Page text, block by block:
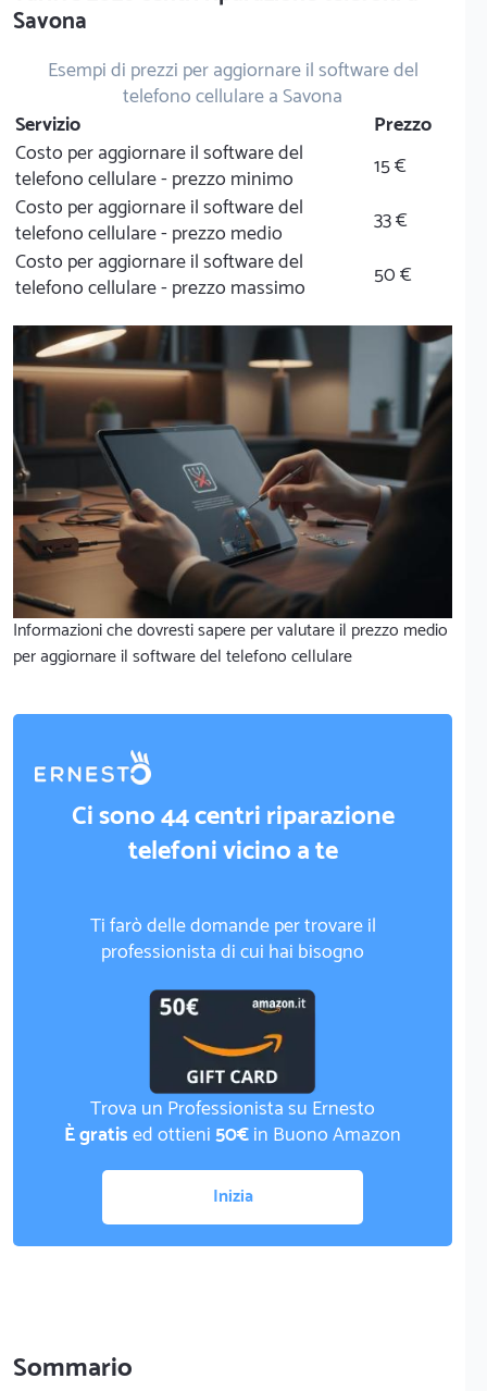
Savona
Esempi di prezzi per aggiornare il software del
telefono cellulare a Savona
Servizio
Prezzo
Costo per aggiornare il software del
telefono cellulare - prezzo minimo
15 €
Costo per aggiornare il software del
telefono cellulare - prezzo medio
33 €
Costo per aggiornare il software del
telefono cellulare - prezzo massimo
50 €
Informazioni che dovresti sapere per valutare il prezzo medio
per aggiornare il software del telefono cellulare
Ci sono 44 centri riparazione
telefoni vicino a te
Ti farò delle domande per trovare il
professionista di cui hai bisogno
Trova un Professionista su Ernesto
È gratised ottieni50€in Buono Amazon
Inizia
Sommario